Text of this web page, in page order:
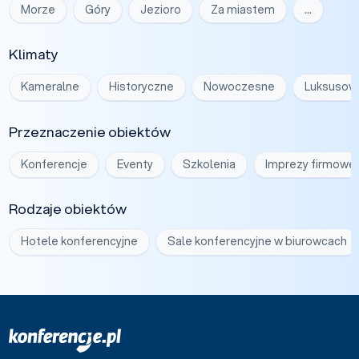
Morze Góry Jezioro Za miastem …
Klimaty
Kameralne Historyczne Nowoczesne
Przeznaczenie obiektów
Konferencje Eventy Szkolenia Imprezy firmowe
Rodzaje obiektów
Hotele konferencyjne Sale konferencyjne w biurowcach